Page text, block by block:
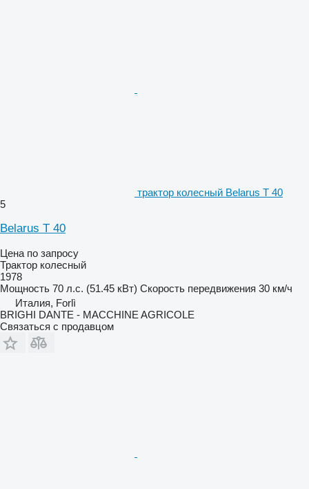
трактор колесный Belarus T 40
5
Belarus T 40
Цена по запросу
Трактор колесный
1978
Мощность 70 л.с. (51.45 кВт) Скорость передвижения 30 км/ч
Италия, Forlì
BRIGHI DANTE - MACCHINE AGRICOLE
Связаться с продавцом